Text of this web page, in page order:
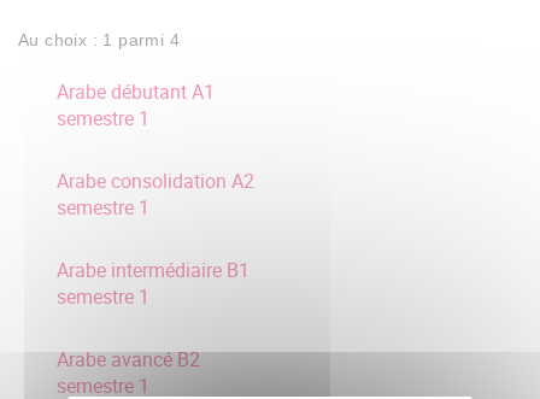
Au choix : 1 parmi 4
Arabe débutant A1
semestre 1
Arabe consolidation A2
semestre 1
Arabe intermédiaire B1
semestre 1
Arabe avancé B2
semestre 1